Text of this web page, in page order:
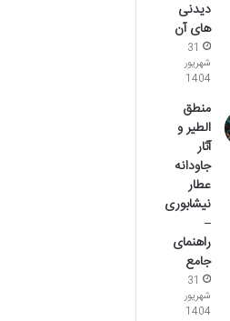
دیدنی
های آن
31
شهریور
1404
منطق
الطیر و
آثار
جاودانه
عطار
نیشابوری
–
راهنمای
جامع
31
شهریور
1404